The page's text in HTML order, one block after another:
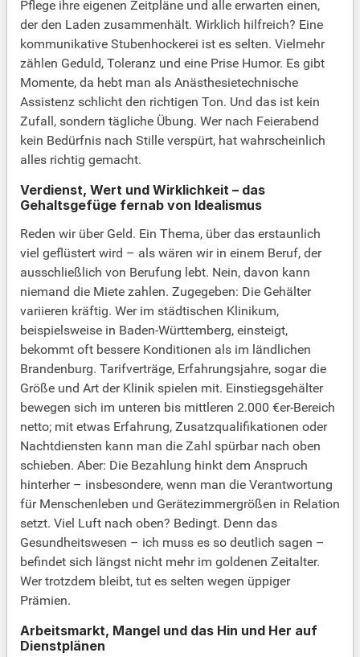
Pflege ihre eigenen Zeitpläne und alle erwarten einen,
der den Laden zusammenhält. Wirklich hilfreich? Eine
kommunikative Stubenhockerei ist es selten. Vielmehr
zählen Geduld, Toleranz und eine Prise Humor. Es gibt
Momente, da hebt man als Anästhesietechnische
Assistenz schlicht den richtigen Ton. Und das ist kein
Zufall, sondern tägliche Übung. Wer nach Feierabend
kein Bedürfnis nach Stille verspürt, hat wahrscheinlich
alles richtig gemacht.
Verdienst, Wert und Wirklichkeit – das
Gehaltsgefüge fernab von Idealismus
Reden wir über Geld. Ein Thema, über das erstaunlich
viel geflüstert wird – als wären wir in einem Beruf, der
ausschließlich von Berufung lebt. Nein, davon kann
niemand die Miete zahlen. Zugegeben: Die Gehälter
variieren kräftig. Wer im städtischen Klinikum,
beispielsweise in Baden-Württemberg, einsteigt,
bekommt oft bessere Konditionen als im ländlichen
Brandenburg. Tarifverträge, Erfahrungsjahre, sogar die
Größe und Art der Klinik spielen mit. Einstiegsgehälter
bewegen sich im unteren bis mittleren 2.000 €er-Bereich
netto; mit etwas Erfahrung, Zusatzqualifikationen oder
Nachtdiensten kann man die Zahl spürbar nach oben
schieben. Aber: Die Bezahlung hinkt dem Anspruch
hinterher – insbesondere, wenn man die Verantwortung
für Menschenleben und Gerätezimmergrößen in Relation
setzt. Viel Luft nach oben? Bedingt. Denn das
Gesundheitswesen – ich muss es so deutlich sagen –
befindet sich längst nicht mehr im goldenen Zeitalter.
Wer trotzdem bleibt, tut es selten wegen üppiger
Prämien.
Arbeitsmarkt, Mangel und das Hin und Her auf
Dienstplänen